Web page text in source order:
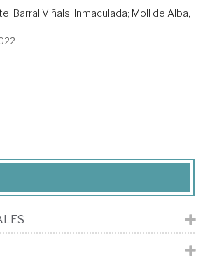
; Barral Viñals, Inmaculada; Moll de Alba,